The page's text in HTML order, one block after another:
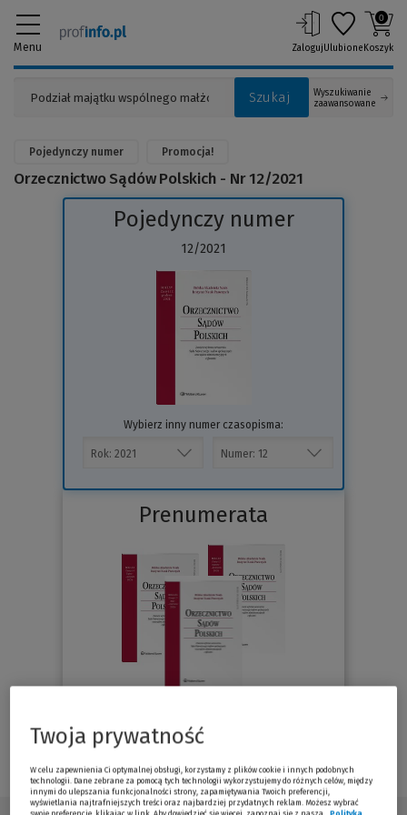
Menu
Szukaj
Wyszukiwanie
zaawansowane
ZalogujUlubione
0
Koszyk
Pojedynczy numer Promocja!
Orzecznictwo Sądów Polskich - Nr 12/2021
Pojedynczy numer
12/2021
Wybierz inny numer czasopisma:
Prenumerata
Sprawdź
Twoja prywatność
W celu zapewnienia Ci optymalnej obsługi, korzystamy z plików cookie i innych podobnych
technologii. Dane zebrane za pomocą tych technologii wykorzystujemy do różnych celów, między
innymi do ulepszania funkcjonalności strony, zapamiętywania Twoich preferencji,
wyświetlania najtrafniejszych treści oraz najbardziej przydatnych reklam. Możesz wybrać